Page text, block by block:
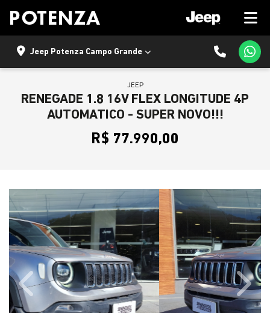
Jeep Potenza Campo Grande
JEEP
RENEGADE 1.8 16V FLEX LONGITUDE 4P
AUTOMATICO - SUPER NOVO!!!
R$ 77.990,00
Previous Next